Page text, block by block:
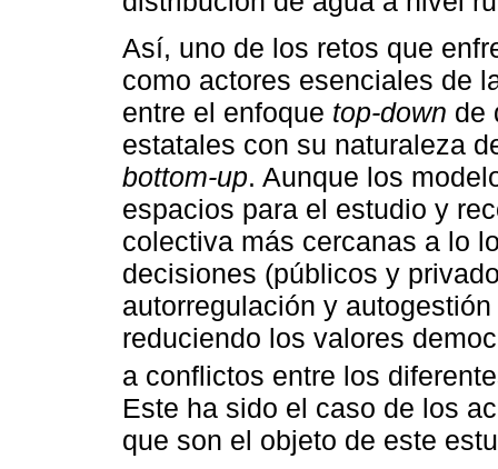
Así, uno de los retos que
como actores esenciales de
entre el enfoque top-down de
estatales con su naturaleza
bottom-up. Aunque los
espacios para el estudio y
colectiva más cercanas a lo
decisiones (públicos y
autorregulación y
reduciendo los valores
a conflictos entre los
Este ha sido el caso de los
que son el objeto de este